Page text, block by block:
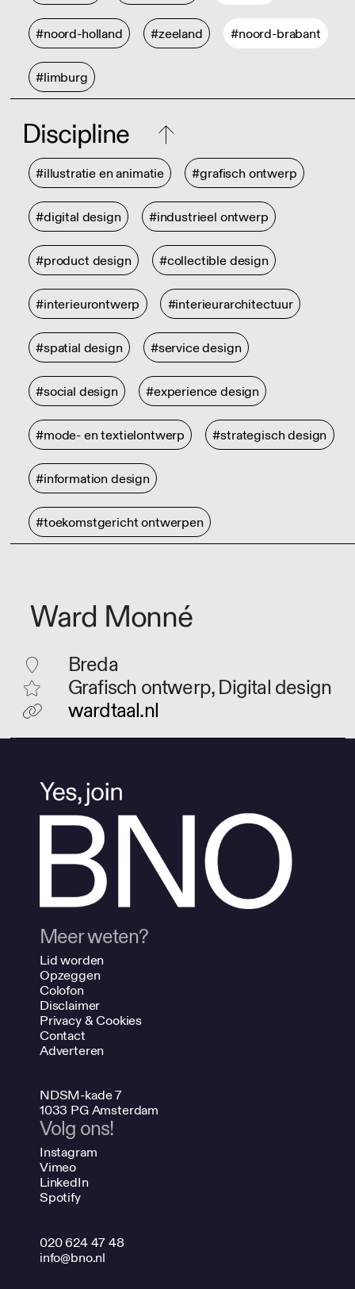
#noord-holland #zeeland #noord-brabant
#limburg
Discipline
#illustratie en animatie #grafisch ontwerp
#digital design #industrieel ontwerp
#product design #collectible design
#interieurontwerp #interieurarchitectuur
#spatial design #service design
#social design #experience design
#mode- en textielontwerp #strategisch design
#information design
#toekomstgericht ontwerpen
Ward Monné
Breda
Grafisch ontwerp, Digital design
wardtaal.nl
Meer weten?
Lid worden
Opzeggen
Colofon
Disclaimer
Privacy & Cookies
Contact
Adverteren
NDSM-kade 7
1033 PG Amsterdam
Volg ons!
Instagram
Vimeo
LinkedIn
Spotify
020 624 47 48
info@bno.nl